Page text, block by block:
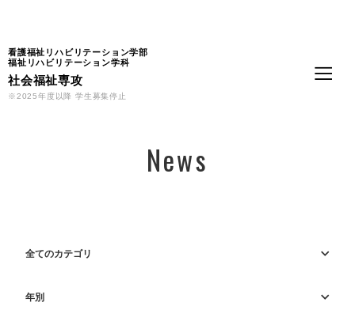
看護福祉リハビリテーション学部
福祉リハビリテーション学科
社会福祉専攻
※2025年度以降 学生募集停止
News
全てのカテゴリ
年別